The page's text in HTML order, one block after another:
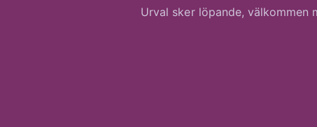
Urval sker löpande, välkommen